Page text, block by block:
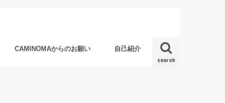
search
CAMINOMAからのお願い 自己紹介